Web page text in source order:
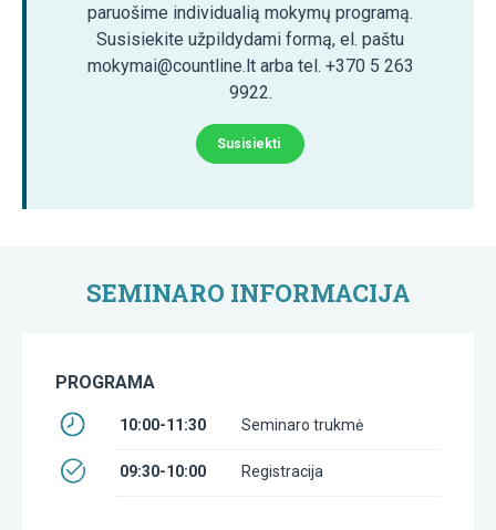
paruošime individualią mokymų programą.
Susisiekite užpildydami formą, el. paštu
mokymai@countline.lt arba tel. +370 5 263
9922.
Susisiekti
SEMINARO INFORMACIJA
PROGRAMA
10:00-11:30 Seminaro trukmė
09:30-10:00 Registracija